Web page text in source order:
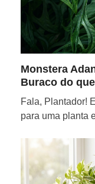
Monstera
Buraco do
Fala, Plantador!
para uma planta